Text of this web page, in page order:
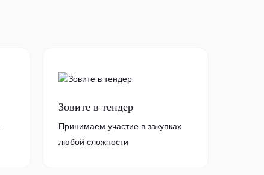
Зовите в тендер
Принимаем участие в закупках
любой сложности